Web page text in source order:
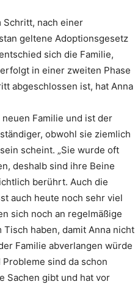
Schritt, nach einer
geltene Adoptionsgesetz
sich die Familie,
in einer zweiten Phase
abgeschlossen ist, hat Anna
Familie und ist der
obwohl sie ziemlich
scheint. „Sie wurde oft
deshalb sind ihre Beine
berührt. Auch die
auch heute noch sehr viel
sich noch an regelmäßige
Tisch haben, damit Anna nicht
Familie abverlangen würde
sind da schon
Sachen gibt und hat vor